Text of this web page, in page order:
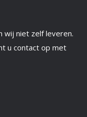
wij niet zelf leveren.
u contact op met